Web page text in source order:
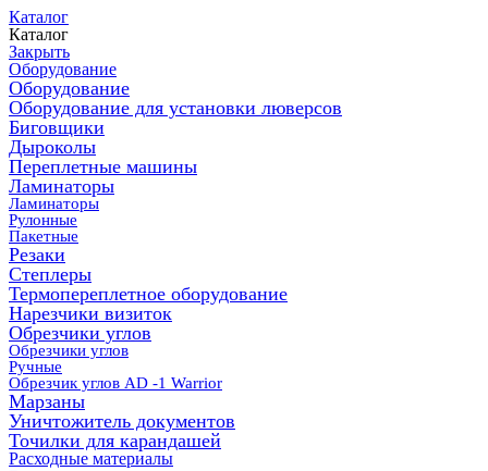
Каталог
Каталог
Закрыть
Оборудование
Оборудование
Оборудование для установки люверсов
Биговщики
Дыроколы
Переплетные машины
Ламинаторы
Ламинаторы
Рулонные
Пакетные
Резаки
Степлеры
Термопереплетное оборудование
Нарезчики визиток
Обрезчики углов
Обрезчики углов
Ручные
Обрезчик углов AD -1 Warrior
Марзаны
Уничтожитель документов
Точилки для карандашей
Расходные материалы